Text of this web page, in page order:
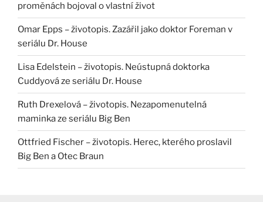
proměnách bojoval o vlastní život
Omar Epps – životopis. Zazářil jako doktor Foreman v
seriálu Dr. House
Lisa Edelstein – životopis. Neústupná doktorka
Cuddyová ze seriálu Dr. House
Ruth Drexelová – životopis. Nezapomenutelná
maminka ze seriálu Big Ben
Ottfried Fischer – životopis. Herec, kterého proslavil
Big Ben a Otec Braun